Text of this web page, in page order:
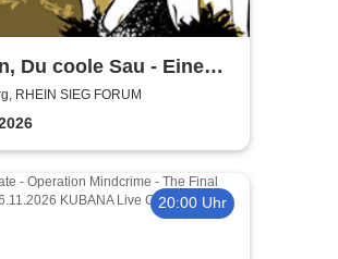
Du coole Sau - Eine
RHEIN SIEG FORUM
20:00 Uhr